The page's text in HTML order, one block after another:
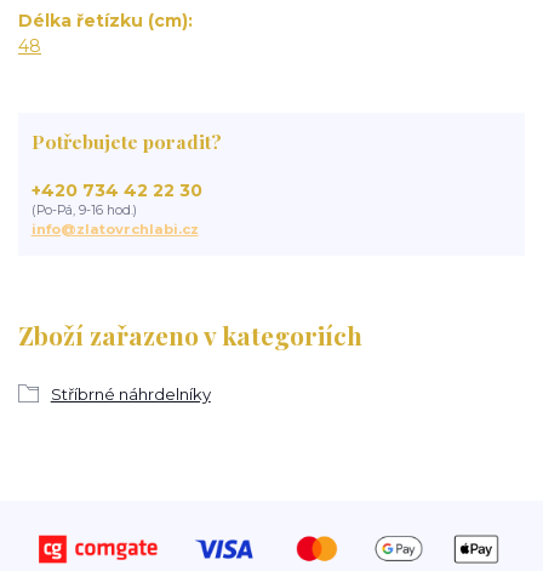
Délka řetízku (cm)
48
Zboží zařazeno v kategoriích
Stříbrné náhrdelníky
Potřebujete poradit?
+420 734 42 22 30
(Po-Pá, 9-16 hod.)
info@zlatovrchlabi.cz